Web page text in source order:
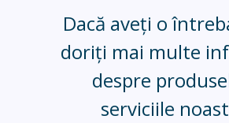
Dacă aveți o
doriți mai multe
despre
serviciile